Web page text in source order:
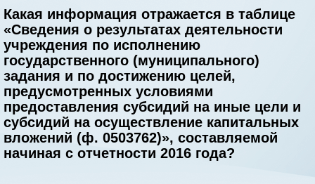
Какая информация отражается в таблице
«Сведения о результатах деятельности
учреждения по исполнению
государственного (муниципального)
задания и по достижению целей,
предусмотренных условиями
предоставления субсидий на иные цели и
субсидий на осуществление капитальных
вложений (ф. 0503762)», составляемой
начиная с отчетности 2016 года?